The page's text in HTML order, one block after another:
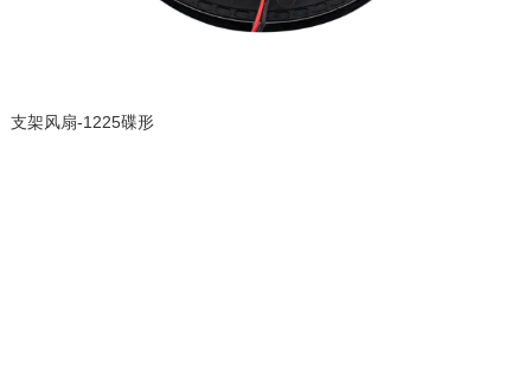
支架风扇-1225碟形